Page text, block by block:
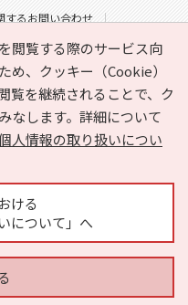
閲覧する際のサービス向
め、クッキー（Cookie）
覧を継続されることで、ク
なします。詳細について
人情報の取り扱いについ
ける
について」へ
するお問い合わせ
お問い合わせ
Rights Reserved.